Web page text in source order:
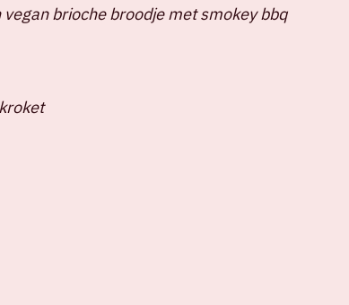
brioche broodje met smokey bbq